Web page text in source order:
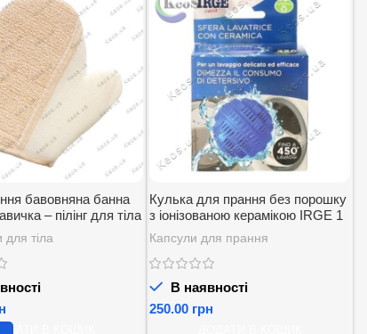
бавовняна банна
– пілінг для тіла
для тіла
Кулька для прання без порошку
з іонізованою керамікою IRGE 1
шт
Капсули для прання
В наявності
грн